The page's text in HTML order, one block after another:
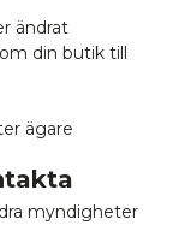
ändrat
din butik till
ägare
myndigheter